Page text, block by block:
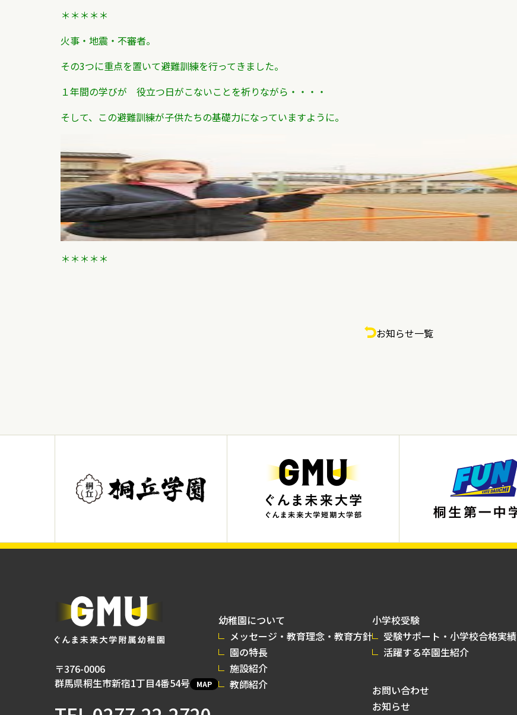
＊＊＊＊＊
火事・地震・不審者。
その3つに重点を置いて避難訓練を行ってきました。
１年間の学びが 役立つ日がこないことを祈りながら・・・・
そして、この避難訓練が子供たちの基礎力になっていますように。
＊＊＊＊＊
お知らせ一覧
〒376-0006
群馬県桐生市新宿1丁目4番54号
MAP
幼稚園について
メッセージ・教育理念・教育方針
園の特長
施設紹介
教師紹介
小学校受験
受験サポート・小学校合格実績
活躍する卒園生紹介
お問い合わせ
お知らせ